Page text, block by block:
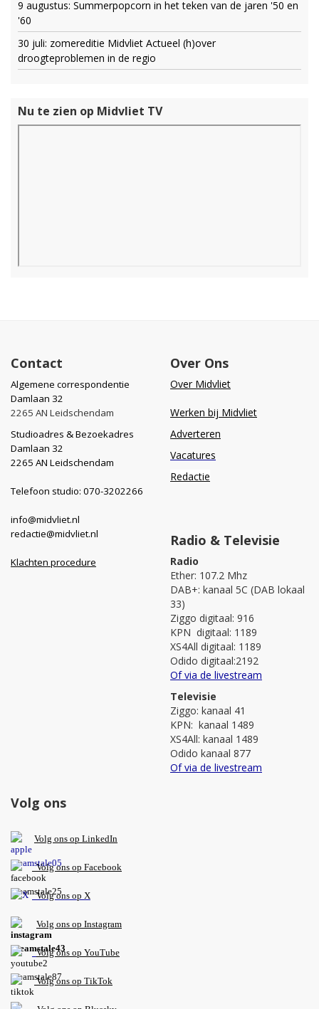
9 augustus: Summerpopcorn in het teken van de jaren '50 en
'60
30 juli: zomereditie Midvliet Actueel (h)over
droogteproblemen in de regio
Nu te zien op Midvliet TV
Contact
Algemene correspondentie
Damlaan 32
2265 AN Leidschendam
Studioadres & Bezoekadres
Damlaan 32
2265 AN Leidschendam
Telefoon studio: 070-3202266
info@midvliet.nl
redactie@midvliet.nl
Klachten procedure
Over Ons
Over Midvliet
Werken bij Midvliet
Adverteren
Vacatures
Redactie
Radio & Televisie
Radio
Ether: 107.2 Mhz
DAB+: kanaal 5C (DAB lokaal
33)
Ziggo digitaal: 916
KPN digitaal: 1189
XS4All digitaal: 1189
Odido digitaal:2192
Of via de livestream
Televisie
Ziggo: kanaal 41
KPN: kanaal 1489
XS4All: kanaal 1489
Odido kanaal 877
Of via de livestream
Volg ons
Volg ons op LinkedIn
Volg ons op Facebook
Volg ons op X
Volg ons op Instagram
Volgons op YouTube
Volg ons op TikTok